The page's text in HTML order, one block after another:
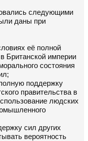
следующими
даны при
её полной
Британской империи
состояния
поддержку
правительства в
людских
сил других
вероятность